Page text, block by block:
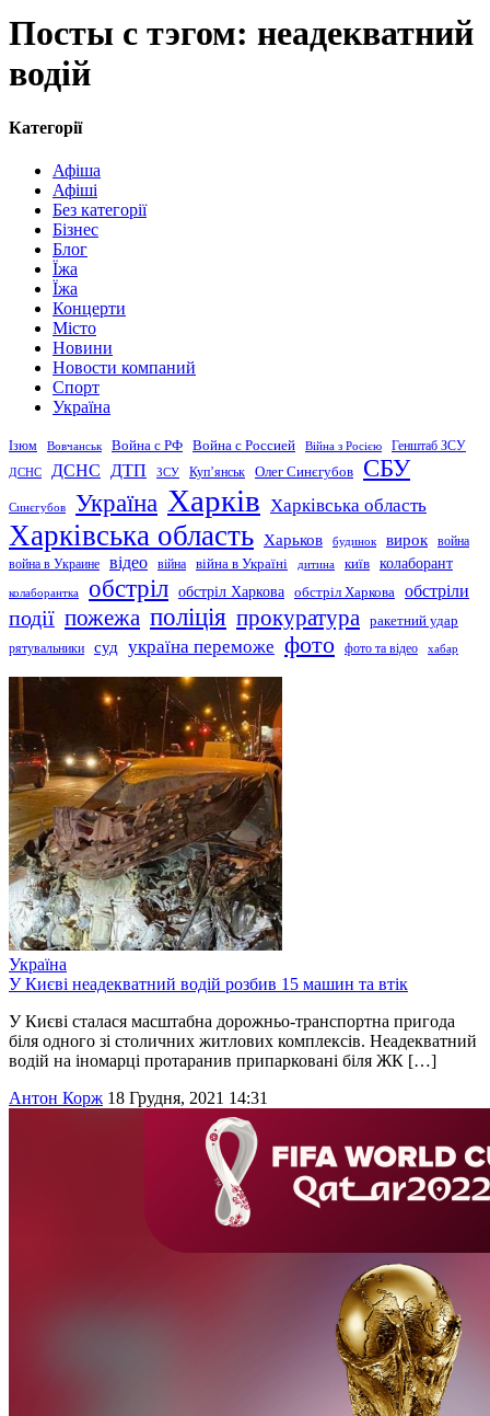
Посты с тэгом: неадекватний
водій
Категорії
Афіша
Афіші
Без категорії
Бізнес
Блог
Їжа
Їжа
Концерти
Місто
Новини
Новости компаний
Спорт
Україна
Ізюм Вовчанськ Война с РФ Война с Россией Війна з Росією Генштаб ЗСУ
ДСНС ДСНС ДТП ЗСУ Купʼянськ Олег Синєгубов СБУ
Синєгубов Україна Харків Харківська область
Харківська область Харьков будинок вирок война
война в Украине відео війна війна в Україні дитина київ колаборант
колаборантка обстріл обстріл Харкова обстріл Харкова обстріли
події пожежа поліція прокуратура
ракетний удар
рятувальники
суд україна переможе фото фото та відео хабар
Україна
У Києві неадекватний водій розбив 15 машин та втік
У Києві сталася масштабна дорожньо-транспортна пригода
біля одного зі столичних житлових комплексів. Неадекватний
водій на іномарці протаранив припарковані біля ЖК […]
Антон Корж 18 Грудня, 2021 14:31